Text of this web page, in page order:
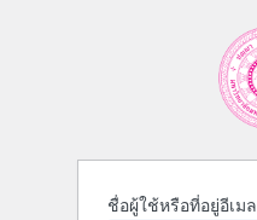
ชื่อผู้ใช้หรือที่อยู่อีเมล